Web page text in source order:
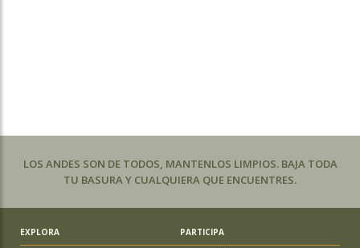
LOS ANDES SON DE TODOS, MANTENLOS LIMPIOS. BAJA TODA
TU BASURA Y CUALQUIERA QUE ENCUENTRES.
EXPLORA
PARTICIPA